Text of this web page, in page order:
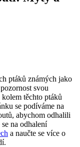
ptáků⁢ známých ⁤jako
svou
těchto ptáků
se podíváme​ na
abychom⁤ odhalili‌
na ⁢odhalení
a naučte ⁤se‌ více o